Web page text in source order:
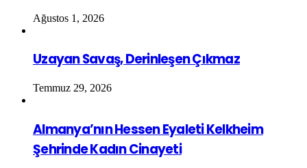
Ağustos 1, 2026
Uzayan Savaş, Derinleşen Çıkmaz
Temmuz 29, 2026
Almanya’nın Hessen Eyaleti Kelkheim
Şehrinde Kadın Cinayeti